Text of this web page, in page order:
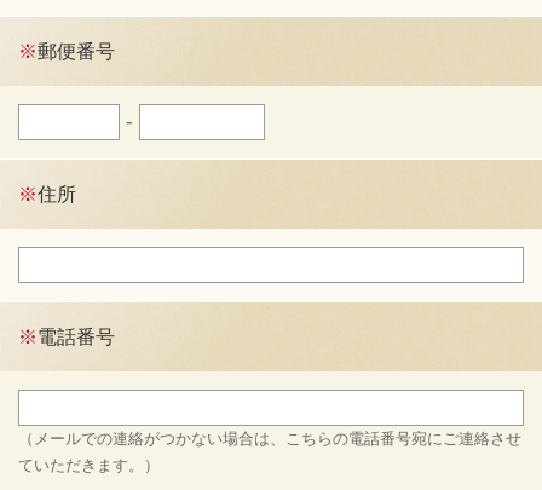
※郵便番号
-
※住所
※電話番号
（メールでの連絡がつかない場合は、こちらの電話番号宛にご連絡させ
ていただきます。）